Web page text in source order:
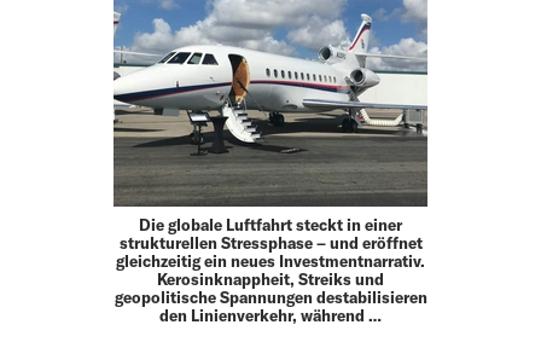
Die globale Luftfahrt steckt in einer
strukturellen Stressphase – und eröffnet
gleichzeitig ein neues Investmentnarrativ.
Kerosinknappheit, Streiks und
geopolitische Spannungen destabilisieren
den Linienverkehr, während …